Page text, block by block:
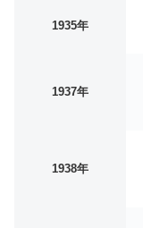
1935年
1937年
1938年